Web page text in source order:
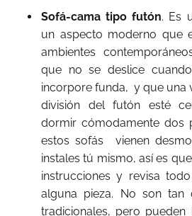
Sofá-cama tipo futón. Es
un aspecto moderno que
ambientes
que no se deslice
incorpore funda, y que una
división del futón esté
dormir cómodamente dos
estos sofás vienen
instales tú mismo, así es
instrucciones y revisa
alguna pieza. No son tan
tradicionales, pero